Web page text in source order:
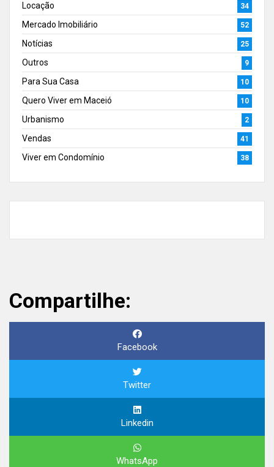
Locação 34
Mercado Imobiliário 52
Notícias 25
Outros 9
Para Sua Casa 10
Quero Viver em Maceió 10
Urbanismo 2
Vendas 41
Viver em Condomínio 38
Compartilhe:
Facebook
Twitter
Linkedin
WhatsApp